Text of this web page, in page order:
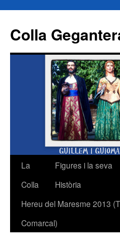
Colla
Vés
contingut
La
Colla
Figures i la seva
Història
Hereu del Maresme 2013
Comarcal)